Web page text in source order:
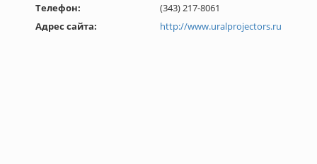
Телефон:
(343) 217-8061
Адрес сайта:
http://www.uralprojectors.ru